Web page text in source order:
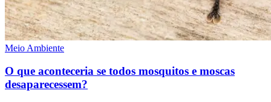
Meio Ambiente
O que aconteceria se todos mosquitos e moscas
desaparecessem?